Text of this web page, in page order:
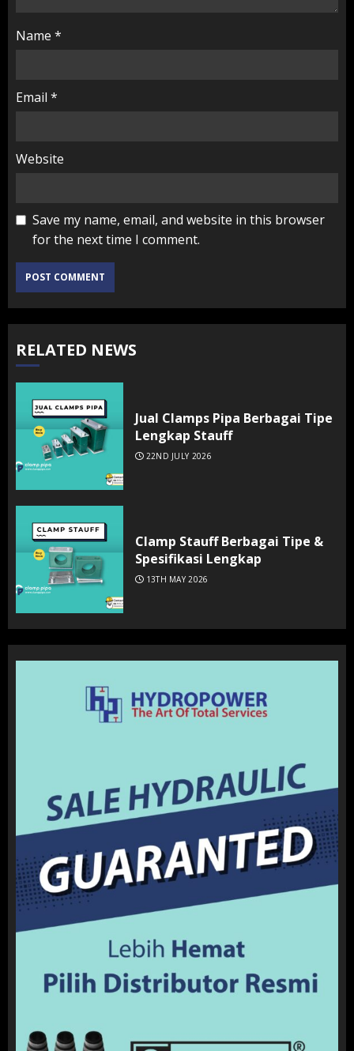
Name *
Email *
Website
Save my name, email, and website in this browser
for the next time I comment.
RELATED NEWS
Jual Clamps Pipa Berbagai Tipe
Lengkap Stauff
22ND JULY 2026
Clamp Stauff Berbagai Tipe &
Spesifikasi Lengkap
13TH MAY 2026